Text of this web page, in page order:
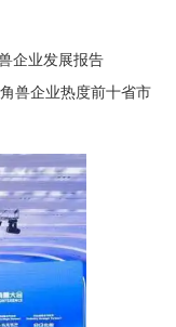
企业发展报告
兽企业热度前十省市